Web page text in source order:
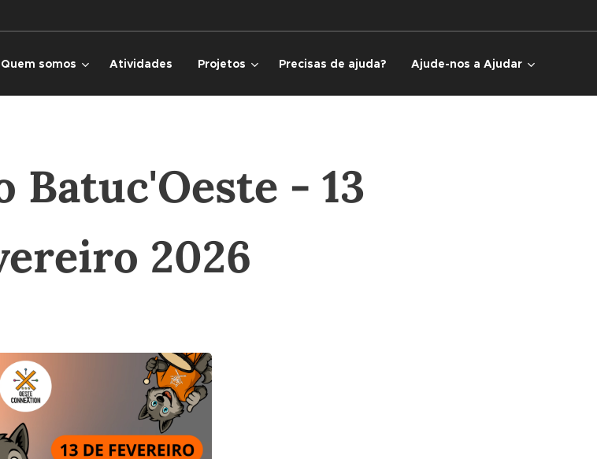
Quem somos Atividades Projetos Precisas de ajuda? Ajude-nos a Ajudar
Batuc'Oeste - 13
2026